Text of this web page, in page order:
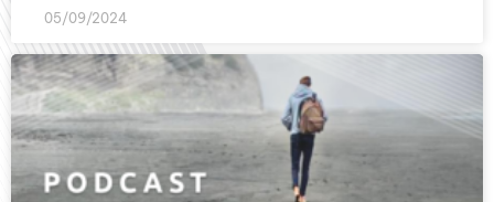
05/09/2024